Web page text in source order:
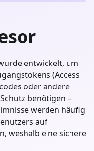
entwickelt, um
(Access
oder andere
benötigen –
werden häufig
auf
weshalb eine sichere